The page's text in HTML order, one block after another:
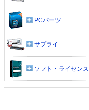
PCパーツ
サプライ
ソフト・ライセンス